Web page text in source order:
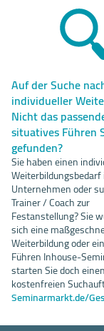
Auf der Suche
individueller
Nicht das
situatives Führen
gefunden?
Sie haben einen
Unternehmen oder
Trainer / Coach zur
Festanstellung? Sie
sich eine
Weiterbildung oder
Führen Inhouse-
starten Sie doch einen
kostenfreien
Seminarmarkt.de/